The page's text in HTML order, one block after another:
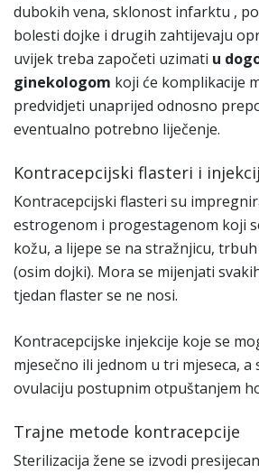
dubokih vena, sklonost infarktu ,
bolesti dojke i drugih zahtijevaju
uvijek treba započeti uzimati u
ginekologom koji će komplikacije
predvidjeti unaprijed odnosno
eventualno potrebno liječenje.
Kontracepcijski flasteri i
Kontracepcijski flasteri su
estrogenom i progestagenom koji
kožu, a lijepe se na stražnjicu,
(osim dojki). Mora se mijenjati
tjedan flaster se ne nosi.
Kontracepcijske injekcije koje se
mjesečno ili jednom u tri mjeseca, a
ovulaciju postupnim otpuštanjem
Trajne metode kontracepcije
Sterilizacija žene se izvodi